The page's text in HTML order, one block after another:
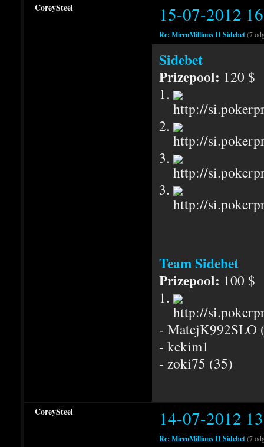
CoreySteel 15-07-2012
Re: MicroMillions II Sidebet(7
Sidebet
Prizepool: 120 $
1.
2.
3.
3.
Team Sidebet
Prizepool: 100 $
1.
- MatejK992SLO
- kekim1
- zoki75 (35)
CoreySteel 14-07-2012
Re: MicroMillions II Sidebet(7